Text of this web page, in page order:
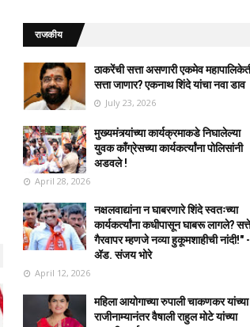
राजकीय
ठाकरेंची सत्ता असणारी एकमेव
सत्ता जाणार? एकनाथ शिंदे यांचा नवा डाव
July 23, 2026
मुख्यमंत्र्यांच्या कार्यक्रमाकडे निघालेल्या
युवक काँग्रेसच्या कार्यकर्त्यांना पोलिसांनी
अडवले !
April 28, 2026
नक्षलवाद्यांना न घाबरणारे शिंदे स्वतःच्या
कार्यकर्त्यांना कधीपासून घाबरू लागले?
गैरवापर म्हणजे नव्या हुकूमशाहीची नांदी!" -
ॲड. संजय भोरे
April 12, 2026
महिला आयोगाच्या रुपाली चाकणकर यांच्या
राजीनाम्यानंतर वैषाली राहुल मोटे यांच्या